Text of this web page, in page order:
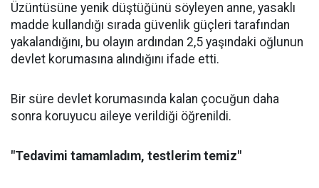
Üzüntüsüne yenik düştüğünü söyleyen anne, yasaklı
madde kullandığı sırada güvenlik güçleri tarafından
yakalandığını, bu olayın ardından 2,5 yaşındaki oğlunun
devlet korumasına alındığını ifade etti.
Bir süre devlet korumasında kalan çocuğun daha
sonra koruyucu aileye verildiği öğrenildi.
"Tedavimi tamamladım, testlerim temiz"